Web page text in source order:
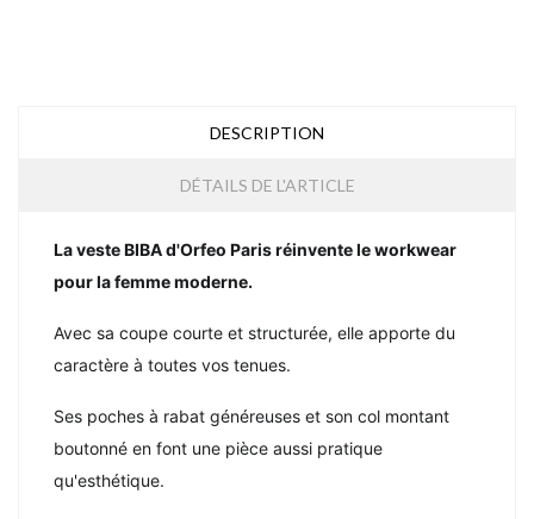
DESCRIPTION
DÉTAILS DE L'ARTICLE
La veste BIBA d'Orfeo Paris réinvente le workwear
pour la femme moderne.
Avec sa coupe courte et structurée, elle apporte du
caractère à toutes vos tenues.
Ses poches à rabat généreuses et son col montant
boutonné en font une pièce aussi pratique
qu'esthétique.